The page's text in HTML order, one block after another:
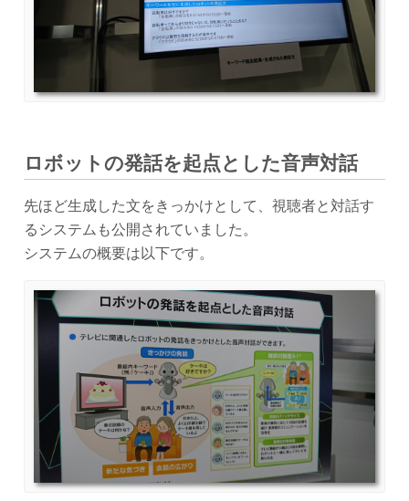
ロボットの発話を起点とした音声対話
先ほど生成した文をきっかけとして、視聴者と対話す
るシステムも公開されていました。
システムの概要は以下です。